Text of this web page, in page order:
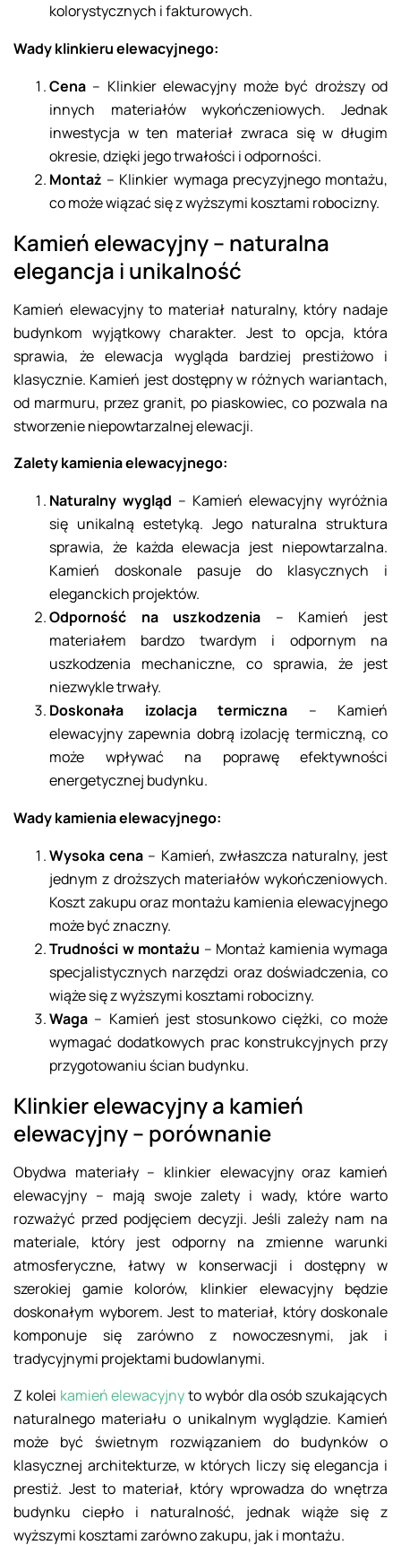
kolorystycznych i fakturowych.
Wady klinkieru elewacyjnego:
Cena – Klinkier elewacyjny może być droższy od
innych materiałów wykończeniowych. Jednak
inwestycja w ten materiał zwraca się w długim
okresie, dzięki jego trwałości i odporności.
Montaż – Klinkier wymaga precyzyjnego montażu,
co może wiązać się z wyższymi kosztami robocizny.
Kamień elewacyjny – naturalna
elegancja i unikalność
Kamień elewacyjny to materiał naturalny, który nadaje
budynkom wyjątkowy charakter. Jest to opcja, która
sprawia, że elewacja wygląda bardziej prestiżowo i
klasycznie. Kamień jest dostępny w różnych wariantach,
od marmuru, przez granit, po piaskowiec, co pozwala na
stworzenie niepowtarzalnej elewacji.
Zalety kamienia elewacyjnego:
Naturalny wygląd – Kamień elewacyjny wyróżnia
się unikalną estetyką. Jego naturalna struktura
sprawia, że każda elewacja jest niepowtarzalna.
Kamień doskonale pasuje do klasycznych i
eleganckich projektów.
Odporność na uszkodzenia – Kamień jest
materiałem bardzo twardym i odpornym na
uszkodzenia mechaniczne, co sprawia, że jest
niezwykle trwały.
Doskonała izolacja termiczna – Kamień
elewacyjny zapewnia dobrą izolację termiczną, co
może wpływać na poprawę efektywności
energetycznej budynku.
Wady kamienia elewacyjnego:
Wysoka cena – Kamień, zwłaszcza naturalny, jest
jednym z droższych materiałów wykończeniowych.
Koszt zakupu oraz montażu kamienia elewacyjnego
może być znaczny.
Trudności w montażu – Montaż kamienia wymaga
specjalistycznych narzędzi oraz doświadczenia, co
wiąże się z wyższymi kosztami robocizny.
Waga – Kamień jest stosunkowo ciężki, co może
wymagać dodatkowych prac konstrukcyjnych przy
przygotowaniu ścian budynku.
Klinkier elewacyjny a kamień
elewacyjny – porównanie
Obydwa materiały – klinkier elewacyjny oraz kamień
elewacyjny – mają swoje zalety i wady, które warto
rozważyć przed podjęciem decyzji. Jeśli zależy nam na
materiale, który jest odporny na zmienne warunki
atmosferyczne, łatwy w konserwacji i dostępny w
szerokiej gamie kolorów, klinkier elewacyjny będzie
doskonałym wyborem. Jest to materiał, który doskonale
komponuje się zarówno z nowoczesnymi, jak i
tradycyjnymi projektami budowlanymi.
Z kolei kamień elewacyjnyto wybór dla osób szukających
naturalnego materiału o unikalnym wyglądzie. Kamień
może być świetnym rozwiązaniem do budynków o
klasycznej architekturze, w których liczy się elegancja i
prestiż. Jest to materiał, który wprowadza do wnętrza
budynku ciepło i naturalność, jednak wiąże się z
wyższymi kosztami zarówno zakupu, jak i montażu.